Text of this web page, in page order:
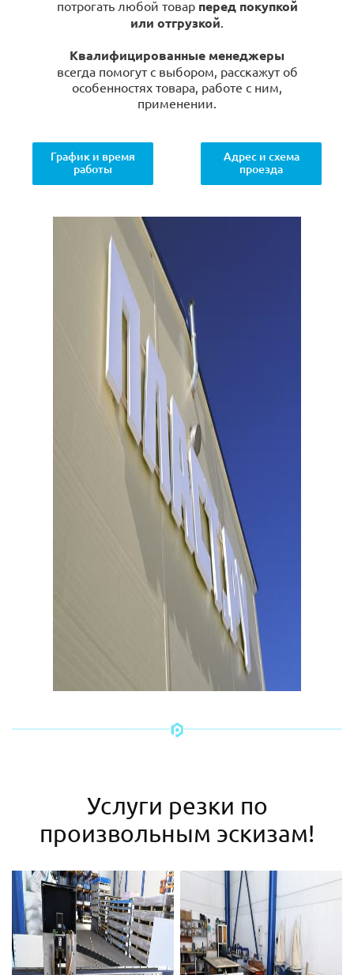
потрогать любой товар перед покупкой
или отгрузкой.
Квалифицированные менеджеры
всегда помогут с выбором, расскажут об
особенностях товара, работе с ним,
применении.
График и время
работы
Адрес и схема
проезда
Услуги резки по
произвольным эскизам!